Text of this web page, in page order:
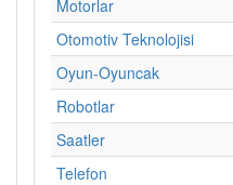
Motorlar
Otomotiv Teknolojisi
Oyun-Oyuncak
Robotlar
Saatler
Telefon